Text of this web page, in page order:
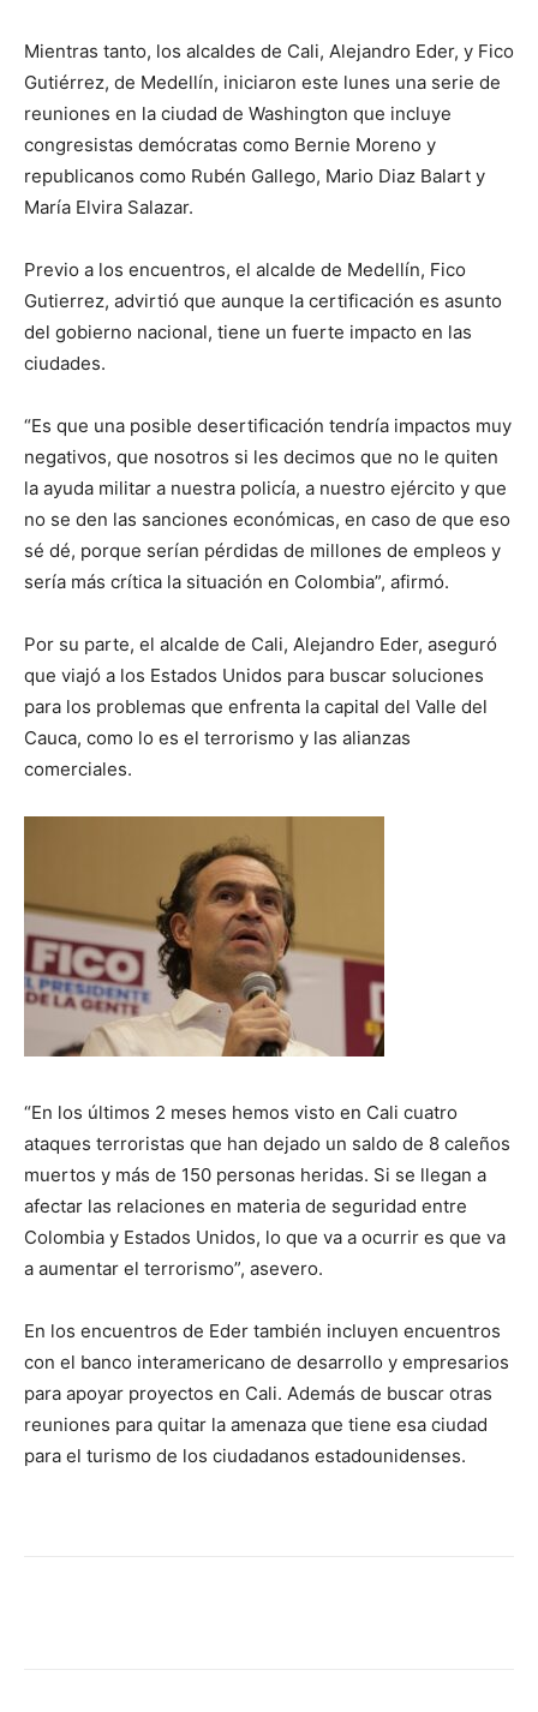
Mientras tanto, los alcaldes de Cali, Alejandro Eder, y Fico
Gutiérrez, de Medellín, iniciaron este lunes una serie de
reuniones en la ciudad de Washington que incluye
congresistas demócratas como Bernie Moreno y
republicanos como Rubén Gallego, Mario Diaz Balart y
María Elvira Salazar.
Previo a los encuentros, el alcalde de Medellín, Fico
Gutierrez, advirtió que aunque la certificación es asunto
del gobierno nacional, tiene un fuerte impacto en las
ciudades.
“Es que una posible desertificación tendría impactos muy
negativos, que nosotros si les decimos que no le quiten
la ayuda militar a nuestra policía, a nuestro ejército y que
no se den las sanciones económicas, en caso de que eso
sé dé, porque serían pérdidas de millones de empleos y
sería más crítica la situación en Colombia”, afirmó.
Por su parte, el alcalde de Cali, Alejandro Eder, aseguró
que viajó a los Estados Unidos para buscar soluciones
para los problemas que enfrenta la capital del Valle del
Cauca, como lo es el terrorismo y las alianzas
comerciales.
“En los últimos 2 meses hemos visto en Cali cuatro
ataques terroristas que han dejado un saldo de 8 caleños
muertos y más de 150 personas heridas. Si se llegan a
afectar las relaciones en materia de seguridad entre
Colombia y Estados Unidos, lo que va a ocurrir es que va
a aumentar el terrorismo”, asevero.
En los encuentros de Eder también incluyen encuentros
con el banco interamericano de desarrollo y empresarios
para apoyar proyectos en Cali. Además de buscar otras
reuniones para quitar la amenaza que tiene esa ciudad
para el turismo de los ciudadanos estadounidenses.